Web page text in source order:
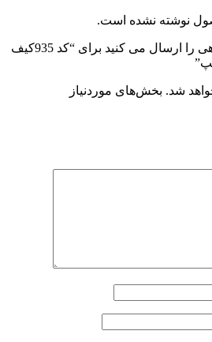
نوشته نشده است.
اولین نفری باشید که دیدگاهی را ارسال می کنید برای “کد 935کیف
شد. بخش‌های موردنیاز